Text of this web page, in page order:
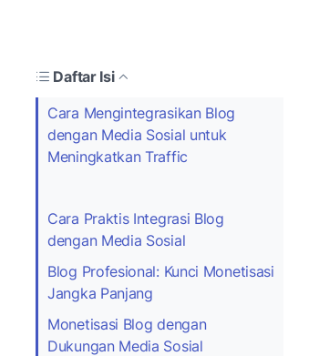
Daftar Isi
Cara Mengintegrasikan Blog
dengan Media Sosial untuk
Meningkatkan Traffic
Cara Praktis Integrasi Blog
dengan Media Sosial
Blog Profesional: Kunci Monetisasi
Jangka Panjang
Monetisasi Blog dengan
Dukungan Media Sosial